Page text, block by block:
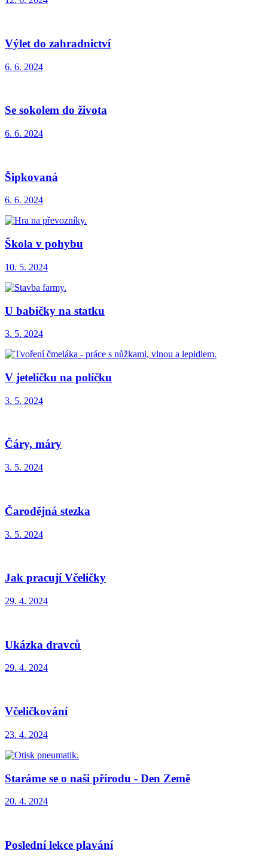
Výlet do zahradnictví
6. 6. 2024
Se sokolem do života
6. 6. 2024
Šipkovaná
6. 6. 2024
Škola v pohybu
10. 5. 2024
U babičky na statku
3. 5. 2024
V jetelíčku na políčku
3. 5. 2024
Čáry, máry
3. 5. 2024
Čarodějná stezka
3. 5. 2024
Jak pracují Včeličky
29. 4. 2024
Ukázka dravců
29. 4. 2024
Včeličkování
23. 4. 2024
Staráme se o naši přírodu - Den Země
20. 4. 2024
Poslední lekce plavání